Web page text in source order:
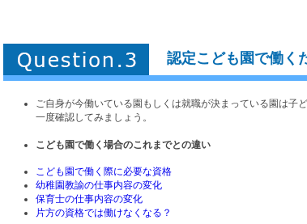
認定こども園で働く
ご自身が今働いている園もしくは就職が決まっている園は子
一度確認してみましょう。
こども園で働く場合のこれまでとの違い
こども園で働く際に必要な資格
幼稚園教諭の仕事内容の変化
保育士の仕事内容の変化
片方の資格では働けなくなる？